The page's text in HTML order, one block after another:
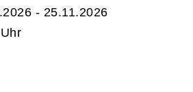
- 25.11.2026